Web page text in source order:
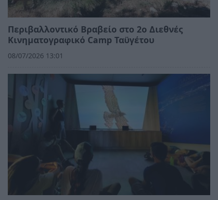
Περιβαλλοντικό Βραβείο στο 2ο Διεθνές
Κινηματογραφικό Camp Ταϋγέτου
08/07/2026 13:01